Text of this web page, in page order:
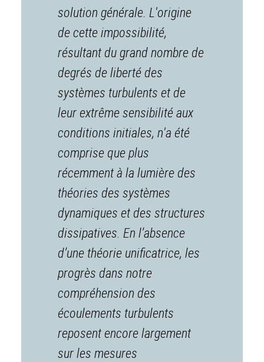
solution générale. L'origine
de cette impossibilité,
résultant du grand nombre de
degrés de liberté des
systèmes turbulents et de
leur extrême sensibilité aux
conditions initiales, n'a été
comprise que plus
récemment à la lumière des
théories des systèmes
dynamiques et des structures
dissipatives. En l’absence
d’une théorie unificatrice, les
progrès dans notre
compréhension des
écoulements turbulents
reposent encore largement
sur les mesures